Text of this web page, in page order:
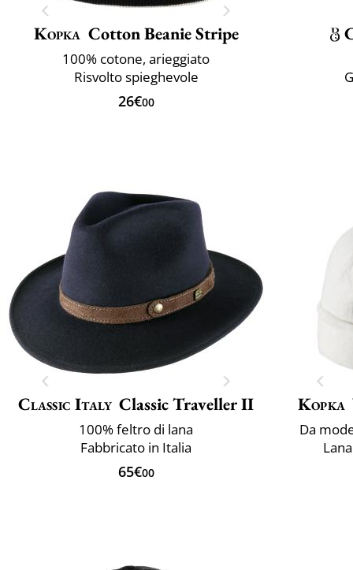
Kopka Cotton Beanie Stripe
100% cotone, arieggiato
Risvolto spieghevole
26€00
Classic Italy Classic Traveller II
100% feltro di lana
Fabbricato in Italia
65€00
Kopka
Da